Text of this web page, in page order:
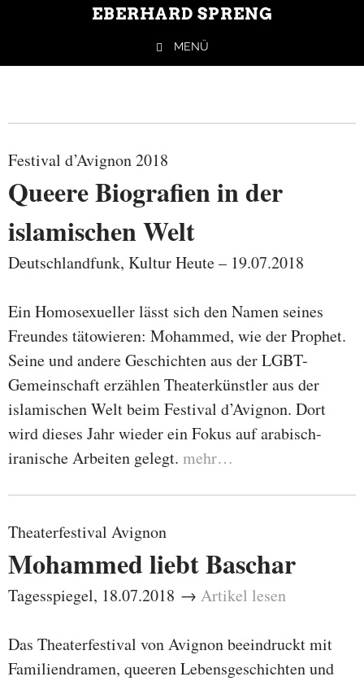
EBERHARD SPRENG
MENÜ
Festival d’Avignon 2018
Queere Biografien in der
islamischen Welt
Deutschlandfunk, Kultur Heute – 19.07.2018
Ein Homosexueller lässt sich den Namen seines
Freundes tätowieren: Mohammed, wie der Prophet.
Seine und andere Geschichten aus der LGBT-
Gemeinschaft erzählen Theaterkünstler aus der
islamischen Welt beim Festival d’Avignon. Dort
wird dieses Jahr wieder ein Fokus auf arabisch-
iranische Arbeiten gelegt. mehr…
Theaterfestival Avignon
Mohammed liebt Baschar
Tagesspiegel, 18.07.2018 → Artikel lesen
Das Theaterfestival von Avignon beeindruckt mit
Familiendramen, queeren Lebensgeschichten und